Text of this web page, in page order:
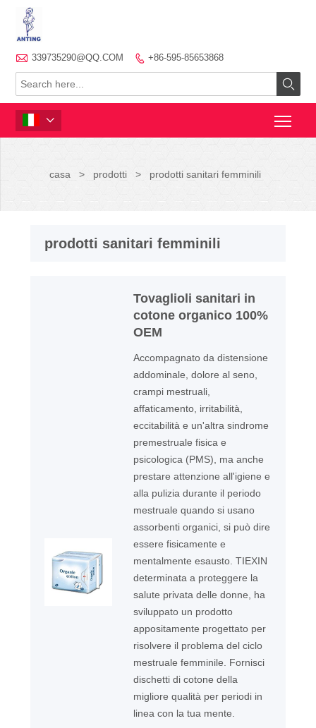
 339735290@QQ.COM  +86-595-85653868


casa > prodotti > prodotti sanitari femminili
prodotti sanitari femminili
Tovaglioli sanitari in
cotone organico 100%
OEM
Accompagnato da distensione
addominale, dolore al seno,
crampi mestruali,
affaticamento, irritabilità,
eccitabilità e un'altra sindrome
premestruale fisica e
psicologica (PMS), ma anche
prestare attenzione all'igiene e
alla pulizia durante il periodo
mestruale quando si usano
assorbenti organici, si può dire
essere fisicamente e
mentalmente esausto. TIEXIN
determinata a proteggere la
salute privata delle donne, ha
sviluppato un prodotto
appositamente progettato per
risolvere il problema del ciclo
mestruale femminile. Fornisci
dischetti di cotone della
migliore qualità per periodi in
linea con la tua mente.